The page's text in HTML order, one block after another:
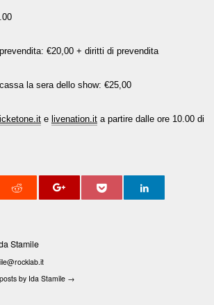
€20,00 + diritti di prevendita
la sera dello show: €25,00
e livenation.it a partire dalle ore 10.00 di
Stamile
by Ida Stamile →